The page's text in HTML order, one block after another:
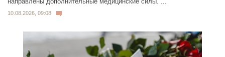
10.08.2026, 09:08